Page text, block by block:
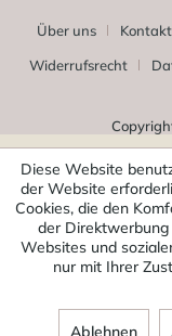
Über uns Kontakt
Widerrufsrecht
Diese Website
der Website
Cookies, die den
der
Websites und
nur mit Ihrer
Ablehnen